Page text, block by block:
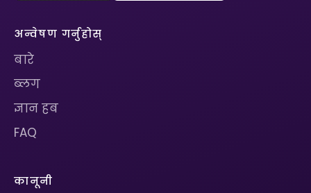
अन्वेषण गर्नुहोस्
बारे
ब्लग
ज्ञान हब
FAQ
कानूनी